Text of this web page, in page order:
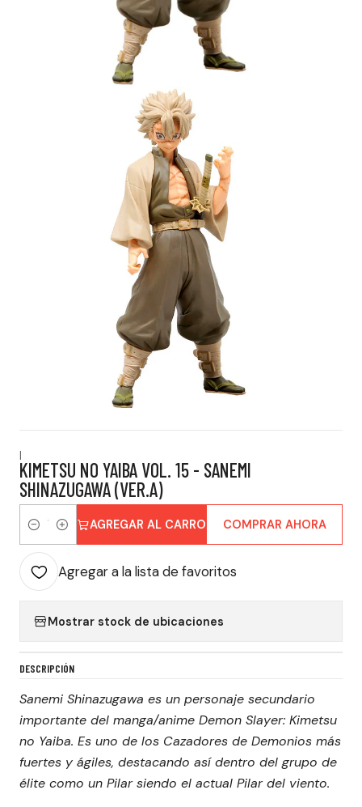
|
KIMETSU NO YAIBA VOL. 15 - SANEMI
SHINAZUGAWA (VER.A)
Cantidad
AGREGAR AL CARRO COMPRAR AHORA
Agregar a la lista de favoritos
Mostrar stock de ubicaciones
DESCRIPCIÓN
Sanemi Shinazugawa es un personaje secundario
importante del manga/anime Demon Slayer: Kimetsu
no Yaiba. Es uno de los Cazadores de Demonios más
fuertes y ágiles, destacando así dentro del grupo de
élite como un Pilar siendo el actual Pilar del viento.